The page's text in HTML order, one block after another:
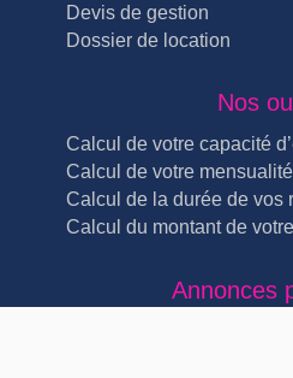
Devis de gestion
Dossier de location
Nos
Calcul de votre capacité
Calcul de votre mensualité
Calcul de la durée de vos
Calcul du montant de
Annonces